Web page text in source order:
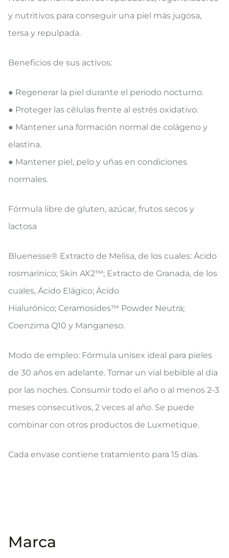
y nutritivos para conseguir una piel más jugosa,
tersa y repulpada.
Beneficios de sus activos:
● Regenerar la piel durante el periodo nocturno.
● Proteger las células frente al estrés oxidativo.
● Mantener una formación normal de colágeno y
elastina.
● Mantener piel, pelo y uñas en condiciones
normales.
Fórmula libre de gluten, azúcar, frutos secos y
lactosa
Bluenesse® Extracto de Melisa, de los cuales: Ácido
rosmarínico; Skin AX2™; Extracto de Granada, de los
cuales, Ácido Elágico; Ácido
Hialurónico; Ceramosides™ Powder Neutra;
Coenzima Q10 y Manganeso.
Modo de empleo: Fórmula unisex ideal para pieles
de 30 años en adelante. Tomar un vial bebible al día
por las noches. Consumir todo el año o al menos 2-3
meses consecutivos, 2 veces al año. Se puede
combinar con otros productos de Luxmetique.
Cada envase contiene tratamiento para 15 días.
Marca